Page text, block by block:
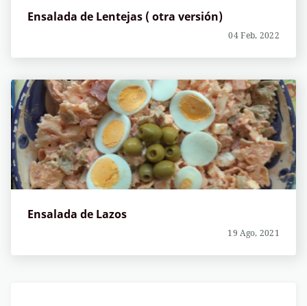
Ensalada de Lentejas ( otra versión)
04 Feb, 2022
Ensalada de Lazos
19 Ago, 2021